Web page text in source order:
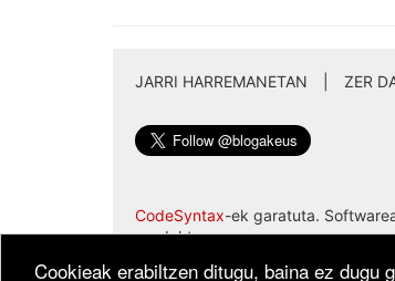
Cookieak erabiltzen ditugu, baina ez dugu
JARRI HARREMANETAN ZER
CodeSyntax-ek garatuta.
produktua.